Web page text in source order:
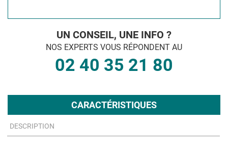
UN CONSEIL, UNE INFO ?
NOS EXPERTS VOUS RÉPONDENT AU
02 40 35 21 80
CARACTÉRISTIQUES
DESCRIPTION